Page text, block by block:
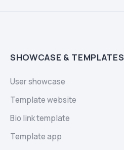
SHOWCASE & TEMPLATES
User showcase
Template website
Bio link template
Template app